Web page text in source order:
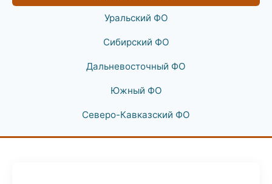
Уральский ФО
Сибирский ФО
Дальневосточный ФО
Южный ФО
Северо-Кавказский ФО